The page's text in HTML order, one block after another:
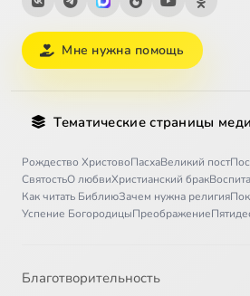
Мне нужна помощь
Тематические страницы
Рождество ХристовоПасхаВеликий пост
СвятостьО любвиХристианский брак
Как читать БиблиюЗачем нужна религия
Успение БогородицыПреображение
Благотворительность